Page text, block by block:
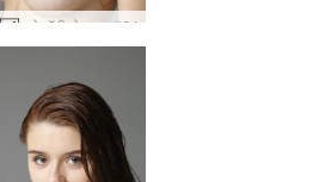
क्लो बॉडी बोनान्ज़ा #64